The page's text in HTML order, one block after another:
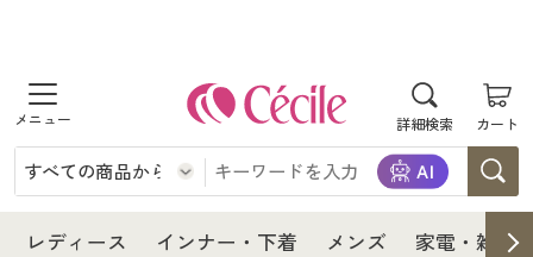
詳細検索 カート
商品を探す
レディース
インナー・下着
レディース インナー・下着 メンズ 家電・雑貨
レディース
レディース通販すべて
レディースファッション
インナー・下着
インナー・下着通販すべて
メンズ